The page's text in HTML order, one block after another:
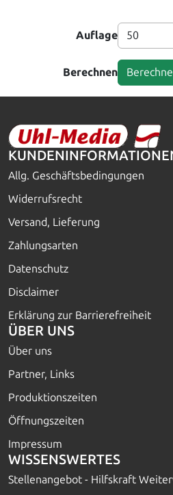
Auflage
Berechnen
Allg. Geschäftsbedingungen
Widerrufsrecht
Versand, Lieferung
Zahlungsarten
Datenschutz
Disclaimer
Erklärung zur Barrierefreiheit
ÜBER UNS
Über uns
Partner, Links
Produktionszeiten
Öffnungszeiten
Impressum
WISSENSWERTES
Stellenangebot - Hilfskraft